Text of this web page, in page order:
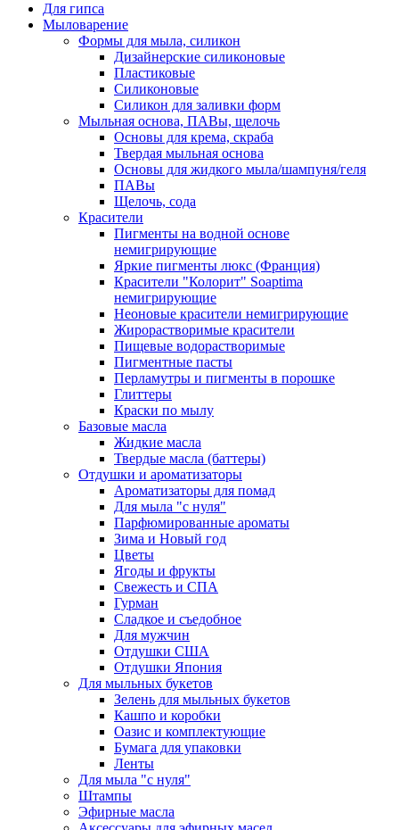
Для гипса
Мыловарение
Формы для мыла, силикон
Дизайнерские силиконовые
Пластиковые
Силиконовые
Силикон для заливки форм
Мыльная основа, ПАВы, щелочь
Основы для крема, скраба
Твердая мыльная основа
Основы для жидкого мыла/шампуня/геля
ПАВы
Щелочь, сода
Красители
Пигменты на водной основе
немигрирующие
Яркие пигменты люкс (Франция)
Красители "Колорит" Soaptima
немигрирующие
Неоновые красители немигрирующие
Жирорастворимые красители
Пищевые водорастворимые
Пигментные пасты
Перламутры и пигменты в порошке
Глиттеры
Краски по мылу
Базовые масла
Жидкие масла
Твердые масла (баттеры)
Отдушки и ароматизаторы
Ароматизаторы для помад
Для мыла "с нуля"
Парфюмированные ароматы
Зима и Новый год
Цветы
Ягоды и фрукты
Свежесть и СПА
Гурман
Сладкое и съедобное
Для мужчин
Отдушки США
Отдушки Япония
Для мыльных букетов
Зелень для мыльных букетов
Кашпо и коробки
Оазис и комплектующие
Бумага для упаковки
Ленты
Для мыла "с нуля"
Штампы
Эфирные масла